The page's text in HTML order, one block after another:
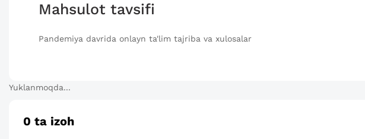
Mahsulot tavsifi
Pandemiya davrida onlayn ta'lim tajriba va xulosalar
Yuklanmoqda...
0 ta izoh